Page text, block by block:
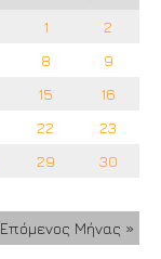
1
2
8
9
15
16
22
23
29
30
Επόμενος Μήνας »